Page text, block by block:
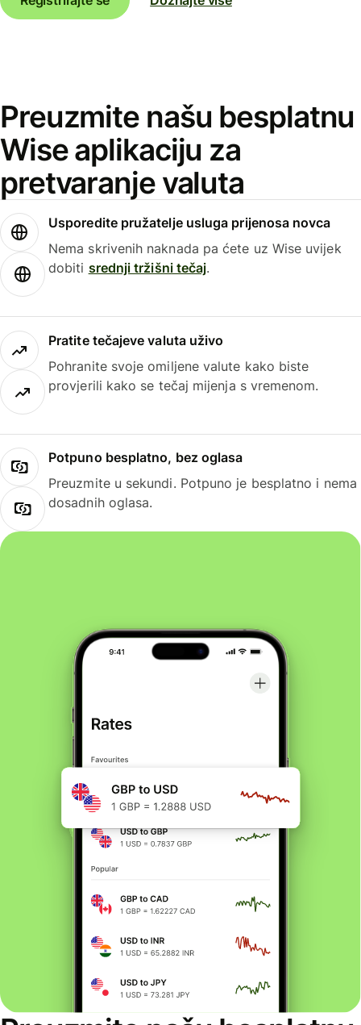
Preuzmite našu besplatnu
Wise aplikaciju za
pretvaranje valuta
Usporedite pružatelje usluga prijenosa novca
Nema skrivenih naknada pa ćete uz Wise uvijek
dobiti srednji tržišni tečaj.
Pratite tečajeve valuta uživo
Pohranite svoje omiljene valute kako biste
provjerili kako se tečaj mijenja s vremenom.
Potpuno besplatno, bez oglasa
Preuzmite u sekundi. Potpuno je besplatno i nema
dosadnih oglasa.